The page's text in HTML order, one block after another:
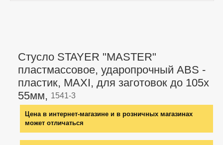
Стусло STAYER "MASTER"
пластмассовое, ударопрочный ABS -
пластик, MAXI, для заготовок до 105х
55мм, 1541-3
Цена в интернет-магазине и в розничных магазинах
может отличаться